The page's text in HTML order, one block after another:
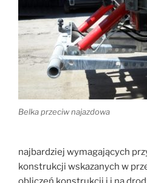
Belka przeciw najazdowa
najbardziej wymagających
konstrukcji wskazanych w